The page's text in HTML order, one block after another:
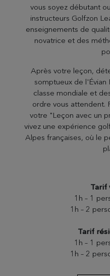
vous soyez débutant
instructeurs Golfzon
enseignements de
novatrice et des
Après votre leçon,
somptueux de l'Évian
classe mondiale et
ordre vous attendent.
votre "Leçon avec un
vivez une expérience
Alpes françaises, où le
Tarif
1h – 1
1h – 2
Tarif
1h – 1
1h – 2